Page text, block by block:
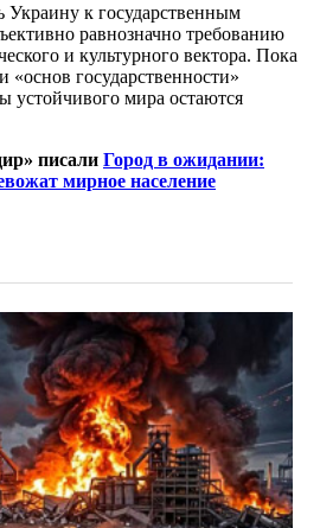
к государственным
равнозначно требованию
и культурного вектора. Пока
«основ государственности»
устойчивого мира остаются
писали Город в ожидании:
мирное население